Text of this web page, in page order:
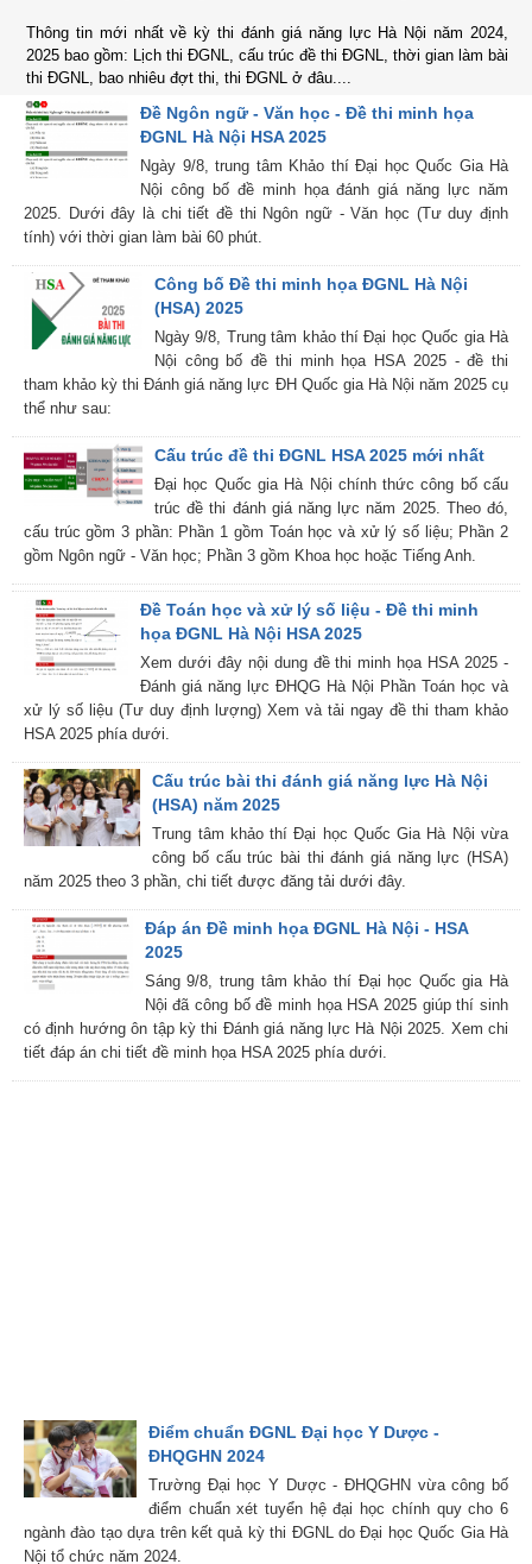
Thông tin mới nhất về kỳ thi đánh giá năng lực Hà Nội năm 2024,
2025 bao gồm: Lịch thi ĐGNL, cấu trúc đề thi ĐGNL, thời gian làm bài
thi ĐGNL, bao nhiêu đợt thi, thi ĐGNL ở đâu....
Đề Ngôn ngữ - Văn học - Đề thi minh họa
ĐGNL Hà Nội HSA 2025
Ngày 9/8, trung tâm Khảo thí Đại học Quốc Gia Hà
Nội công bố đề minh họa đánh giá năng lực năm
2025. Dưới đây là chi tiết đề thi Ngôn ngữ - Văn học (Tư duy định
tính) với thời gian làm bài 60 phút.
Công bố Đề thi minh họa ĐGNL Hà Nội
(HSA) 2025
Ngày 9/8, Trung tâm khảo thí Đại học Quốc gia Hà
Nội công bố đề thi minh họa HSA 2025 - đề thi
tham khảo kỳ thi Đánh giá năng lực ĐH Quốc gia Hà Nội năm 2025 cụ
thể như sau:
Cấu trúc đề thi ĐGNL HSA 2025 mới nhất
Đại học Quốc gia Hà Nội chính thức công bố cấu
trúc đề thi đánh giá năng lực năm 2025. Theo đó,
cấu trúc gồm 3 phần: Phần 1 gồm Toán học và xử lý số liệu; Phần 2
gồm Ngôn ngữ - Văn học; Phần 3 gồm Khoa học hoặc Tiếng Anh.
Đề Toán học và xử lý số liệu - Đề thi minh
họa ĐGNL Hà Nội HSA 2025
Xem dưới đây nội dung đề thi minh họa HSA 2025 -
Đánh giá năng lực ĐHQG Hà Nội Phần Toán học và
xử lý số liệu (Tư duy định lượng) Xem và tải ngay đề thi tham khảo
HSA 2025 phía dưới.
Cấu trúc bài thi đánh giá năng lực Hà Nội
(HSA) năm 2025
Trung tâm khảo thí Đại học Quốc Gia Hà Nội vừa
công bố cấu trúc bài thi đánh giá năng lực (HSA)
năm 2025 theo 3 phần, chi tiết được đăng tải dưới đây.
Đáp án Đề minh họa ĐGNL Hà Nội - HSA
2025
Sáng 9/8, trung tâm khảo thí Đại học Quốc gia Hà
Nội đã công bố đề minh họa HSA 2025 giúp thí sinh
có định hướng ôn tập kỳ thi Đánh giá năng lực Hà Nội 2025. Xem chi
tiết đáp án chi tiết đề minh họa HSA 2025 phía dưới.
Điểm chuẩn ĐGNL Đại học Y Dược -
ĐHQGHN 2024
Trường Đại học Y Dược - ĐHQGHN vừa công bố
điểm chuẩn xét tuyển hệ đại học chính quy cho 6
ngành đào tạo dựa trên kết quả kỳ thi ĐGNL do Đại học Quốc Gia Hà
Nội tổ chức năm 2024.